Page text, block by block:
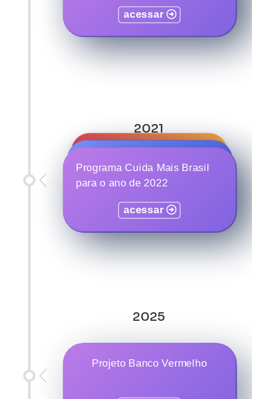
2021
(PNAINFO)acessar
acessar
Programa Mães do Brasil
acessar
Mulheres e Jovens
acessar
Programa Cuida Mais Brasil
para o ano de 2022
acessar
Projeto Banco Vermelho
2025